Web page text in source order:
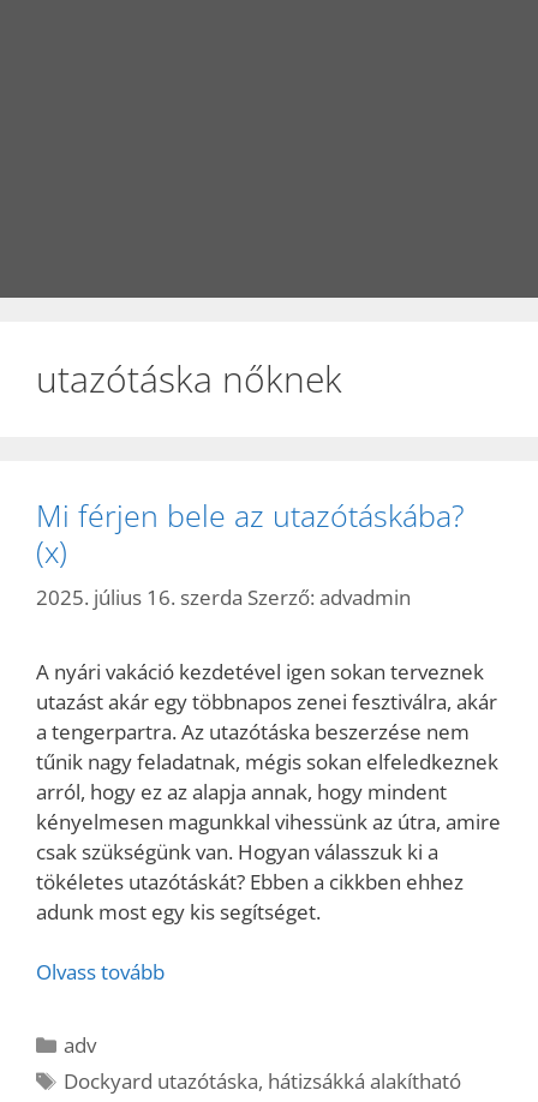
utazótáska nőknek
Mi férjen bele az utazótáskába?
(x)
2025. július 16. szerda Szerző: advadmin
A nyári vakáció kezdetével igen sokan terveznek
utazást akár egy többnapos zenei fesztiválra, akár
a tengerpartra. Az utazótáska beszerzése nem
tűnik nagy feladatnak, mégis sokan elfeledkeznek
arról, hogy ez az alapja annak, hogy mindent
kényelmesen magunkkal vihessünk az útra, amire
csak szükségünk van. Hogyan válasszuk ki a
tökéletes utazótáskát? Ebben a cikkben ehhez
adunk most egy kis segítséget.
Olvass tovább
Kategória
adv
Címkék
Dockyard utazótáska, hátizsákká alakítható